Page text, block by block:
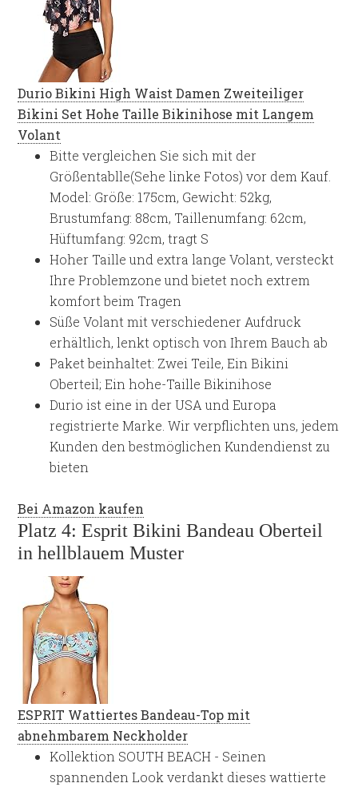
Durio Bikini High Waist Damen Zweiteiliger
Bikini Set Hohe Taille Bikinihose mit Langem
Volant
Bitte vergleichen Sie sich mit der
Größentablle(Sehe linke Fotos) vor dem Kauf.
Model: Größe: 175cm, Gewicht: 52kg,
Brustumfang: 88cm, Taillenumfang: 62cm,
Hüftumfang: 92cm, tragt S
Hoher Taille und extra lange Volant, versteckt
Ihre Problemzone und bietet noch extrem
komfort beim Tragen
Süße Volant mit verschiedener Aufdruck
erhältlich, lenkt optisch von Ihrem Bauch ab
Paket beinhaltet: Zwei Teile, Ein Bikini
Oberteil; Ein hohe-Taille Bikinihose
Durio ist eine in der USA und Europa
registrierte Marke. Wir verpflichten uns, jedem
Kunden den bestmöglichen Kundendienst zu
bieten
Bei Amazon kaufen
Platz 4: Esprit Bikini Bandeau Oberteil
in hellblauem Muster
ESPRIT Wattiertes Bandeau-Top mit
abnehmbarem Neckholder
Kollektion SOUTH BEACH - Seinen
spannenden Look verdankt dieses wattierte